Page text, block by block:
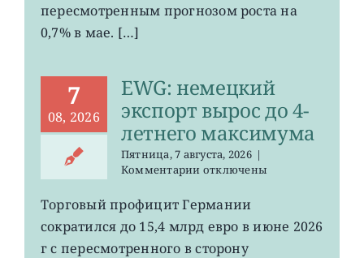
пересмотренным прогнозом роста на
0,7% в мае. […]
7
08, 2026
EWG: немецкий
экспорт вырос до 4-
летнего максимума
Пятница, 7 августа, 2026 |
Комментариик
EWG:
немецкий
экспорт
вырос
отключены
Торговый профицит Германии
сократился до 15,4 млрд евро в июне 2026
г с пересмотренного в сторону